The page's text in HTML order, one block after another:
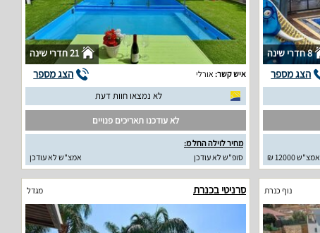
8 חדרי שינה
הצג מספר
אמצ"ש 12000 ₪
21 חדרי שינה
איש קשר: אורלי הצג מספר
לא נמצאו חוות דעת
לא עודכנו תאריכים פנויים
מחיר לוילה החל מ:
סופ"ש לא עודכן
אמצ"ש לא עודכן
נוף כנרת סרניטי בכנרת מגדל